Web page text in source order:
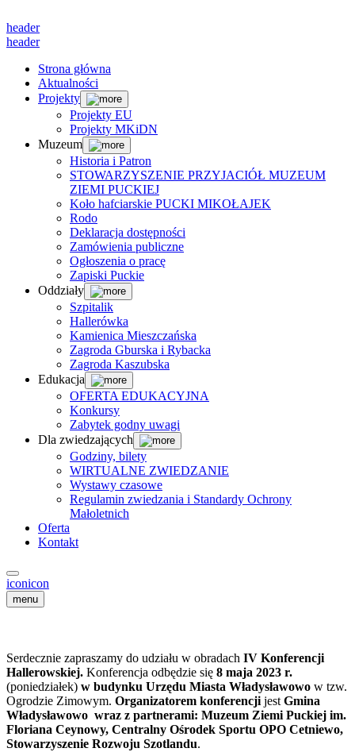
header
header
Strona główna
Aktualności
Projekty
Projekty EU
Projekty MKiDN
Muzeum
Historia i Patron
STOWARZYSZENIE PRZYJACIÓŁ MUZEUM
ZIEMI PUCKIEJ
Koło hafciarskie PUCKI MIKOŁAJEK
Rodo
Deklaracja dostępności
Zamówienia publiczne
Ogłoszenia o pracę
Zapiski Puckie
Oddziały
Szpitalik
Hallerówka
Kamienica Mieszczańska
Zagroda Gburska i Rybacka
Zagroda Kaszubska
Edukacja
OFERTA EDUKACYJNA
Konkursy
Zabytek godny uwagi
Dla zwiedzających
Godziny, bilety
WIRTUALNE ZWIEDZANIE
Wystawy czasowe
Regulamin zwiedzania i Standardy Ochrony
Małoletnich
Oferta
Kontakt
iconicon
menu
Serdecznie zapraszamy do udziału w obradach IV Konferencji
Hallerowskiej. Konferencja odbędzie się 8 maja 2023 r.
(poniedziałek) w budynku Urzędu Miasta Władysławowo w tzw.
Ogrodzie Zimowym. Organizatorem konferencjijestGmina
Władysławowo wraz z partnerami: Muzeum Ziemi Puckiej im.
Floriana Ceynowy, Centralny Ośrodek Sportu OPO Cetniewo,
Stowarzyszenie Rozwoju Szotlandu.